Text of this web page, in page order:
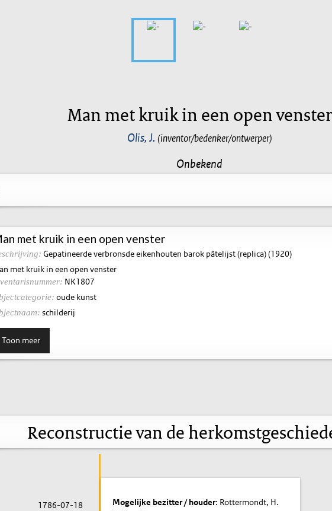
Man met kruik in een open venster
Olis, J. (inventor/bedenker/ontwerper)
Onbekend
met kruik in een open venster
Gepatineerde verbronsde eikenhouten barok pâtelijst (replica) (1920)
met kruik in een open venster
NK1807
oude kunst
schilderij
Toon meer
Reconstructie van de
1786-07-18
Mogelijke bezitter / houder: Rottermondt, H.